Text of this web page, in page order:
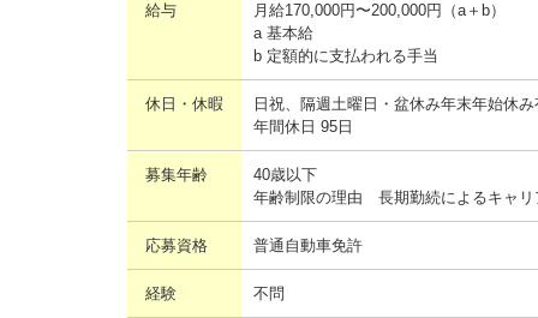
給与
月給170,000円〜200,000円（a＋b）
a 基本給
b 定額的に支払われる手当
休日・休暇
日祝、隔週土曜日・盆休み年末年始休み
年間休日 95日
募集年齢
40歳以下
年齢制限の理由 長期勤続によるキャリ
応募資格 普通自動車免許
経験 不問